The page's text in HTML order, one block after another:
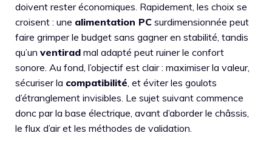
doivent rester économiques. Rapidement, les choix se
croisent : une alimentation PC surdimensionnée peut
faire grimper le budget sans gagner en stabilité, tandis
qu’un ventirad mal adapté peut ruiner le confort
sonore. Au fond, l’objectif est clair : maximiser la valeur,
sécuriser la compatibilité, et éviter les goulots
d’étranglement invisibles. Le sujet suivant commence
donc par la base électrique, avant d’aborder le châssis,
le flux d’air et les méthodes de validation.